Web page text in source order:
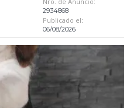
2934868
Publicado el:
06/08/2026